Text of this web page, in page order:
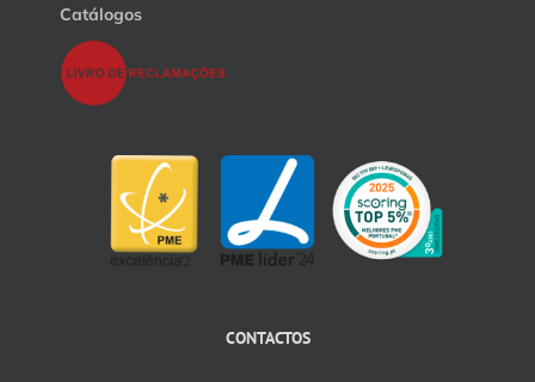
Catálogos
CONTACTOS